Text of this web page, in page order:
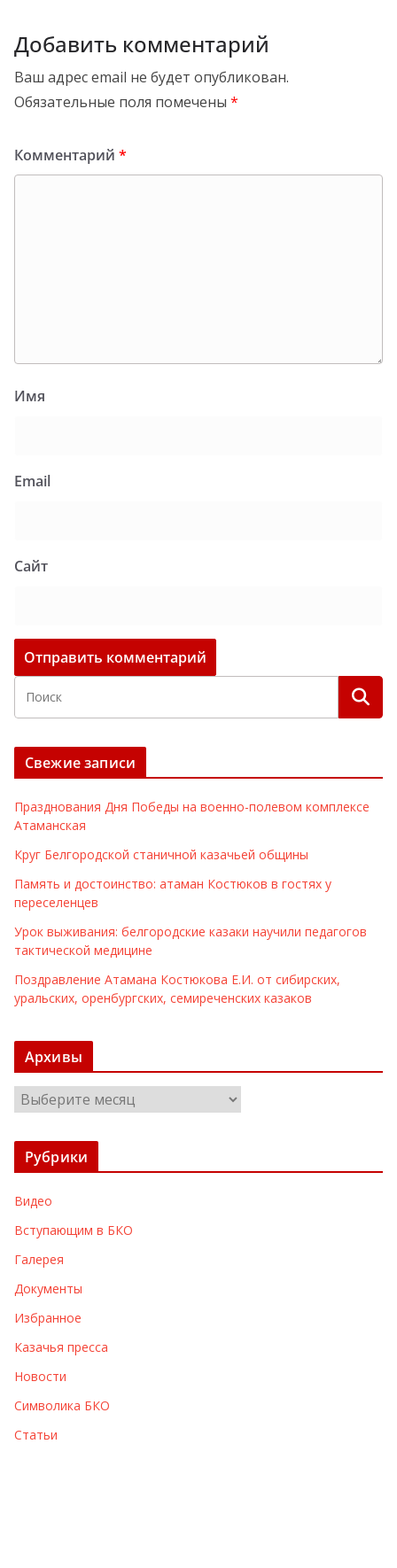
Добавить комментарий
Ваш адрес email не будет опубликован.
Обязательные поля помечены *
Комментарий *
Имя
Email
Сайт
Свежие записи
Празднования Дня Победы на военно-полевом комплексе
Атаманская
Круг Белгородской станичной казачьей общины
Память и достоинство: атаман Костюков в гостях у
переселенцев
Урок выживания: белгородские казаки научили педагогов
тактической медицине
Поздравление Атамана Костюкова Е.И. от сибирских,
уральских, оренбургских, семиреченских казаков
Архивы
р
х
ы
Рубрики
Видео
Вступающим в БКО
Галерея
Документы
Избранное
Казачья пресса
Новости
Символика БКО
Статьи